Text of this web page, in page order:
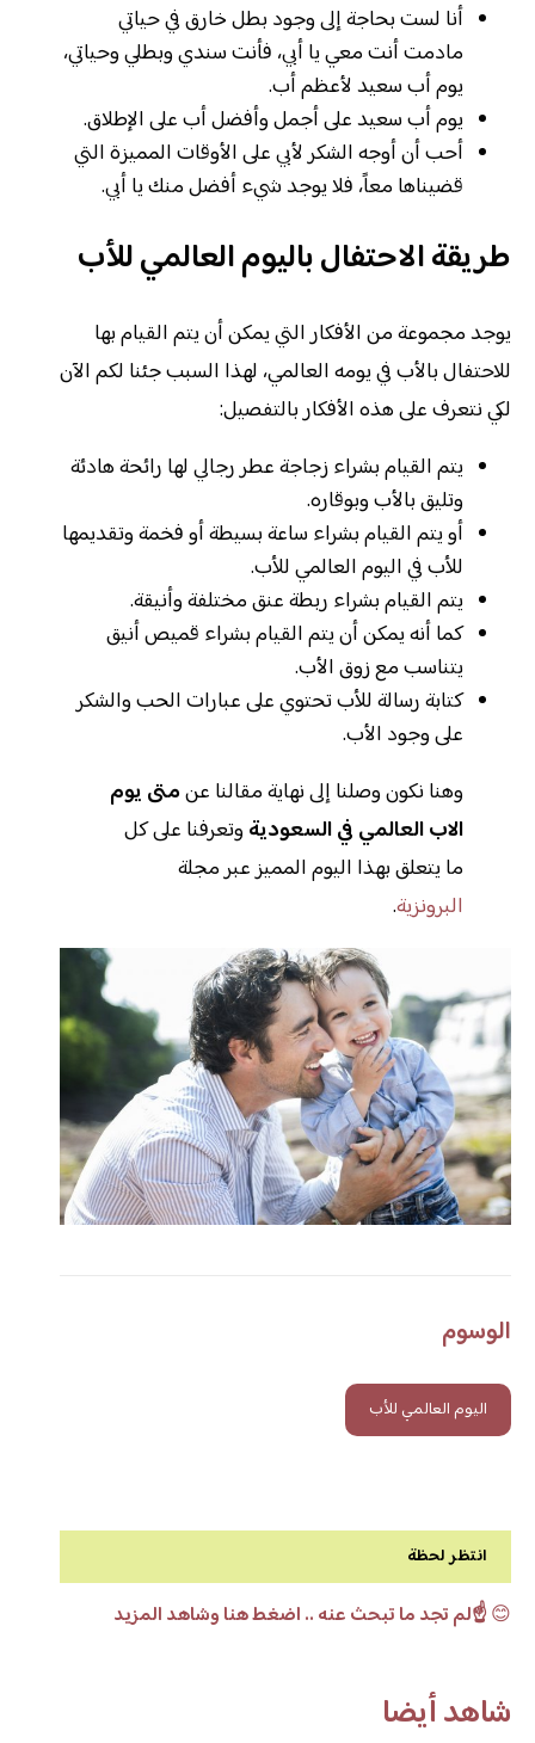
أنا لست بحاجة إلى وجود بطل خارق في حياتي
مادمت أنت معي يا أبي، فأنت سندي وبطلي وحياتي،
يوم أب سعيد لأعظم أب.
يوم أب سعيد على أجمل وأفضل أب على الإطلاق.
أحب أن أوجه الشكر لأبي على الأوقات المميزة التي
قضيناها معاً، فلا يوجد شيء أفضل منك يا أبي.
طريقة الاحتفال باليوم العالمي للأب
يوجد مجموعة من الأفكار التي يمكن أن يتم القيام بها
للاحتفال بالأب في يومه العالمي، لهذا السبب جئنا لكم الآن
لكي نتعرف على هذه الأفكار بالتفصيل:
يتم القيام بشراء زجاجة عطر رجالي لها رائحة هادئة
وتليق بالأب وبوقاره.
أو يتم القيام بشراء ساعة بسيطة أو فخمة وتقديمها
للأب في اليوم العالمي للأب.
يتم القيام بشراء ربطة عنق مختلفة وأنيقة.
كما أنه يمكن أن يتم القيام بشراء قميص أنيق
يتناسب مع زوق الأب.
كتابة رسالة للأب تحتوي على عبارات الحب والشكر
على وجود الأب.
وهنا نكون وصلنا إلى نهاية مقالنا عنمتى يوم
الاب العالمي في السعودية وتعرفنا على كل
ما يتعلق بهذا اليوم المميز عبر مجلة
البرونزية.
الوسوم
اليوم العالمي للأب
انتظر لحظة
😊☝️لم تجد ما تبحث عنه .. اضغط هنا وشاهد المزيد
شاهد أيضا